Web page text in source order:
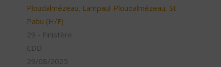
Ploudalmézeau, Lampaul-Ploudalmézeau, St
Pabu (H/F)
29 - Finistère
CDD
29/08/2025